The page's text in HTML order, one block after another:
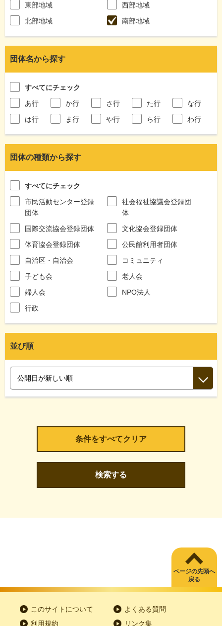
東部地域
西部地域
北部地域
南部地域
団体名から探す
すべてにチェック
あ行
か行 さ行 た行
な行
は行
ま行 や行 ら行 わ行
団体の種類から探す
すべてにチェック
市民活動センター登録
団体
社会福祉協議会登録団
体
国際交流協会登録団体
文化協会登録団体
体育協会登録団体
公民館利用者団体
自治区・自治会
コミュニティ
子ども会
老人会
婦人会
NPO法人
行政
並び順
検索する
ページの先頭へ
戻る
このサイトについて
よくある質問
利用規約
リンク集